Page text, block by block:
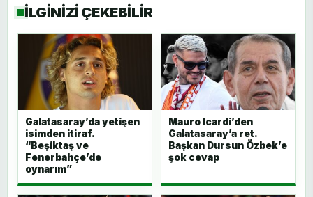
İLGİNİZİ ÇEKEBİLİR
Galatasaray’da yetişen
isimden itiraf.
“Beşiktaş ve
Fenerbahçe’de
oynarım”
Mauro Icardi’den
Galatasaray’a ret.
Başkan Dursun Özbek’e
şok cevap